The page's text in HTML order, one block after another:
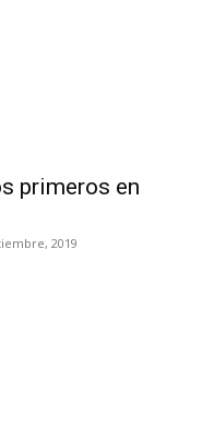
primeros en
2019